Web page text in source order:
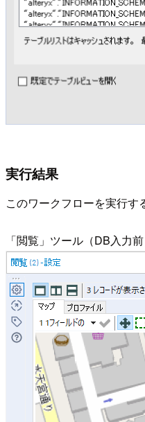
実行結果
このワークフローを実行す
「閲覧」ツール（DB入力前